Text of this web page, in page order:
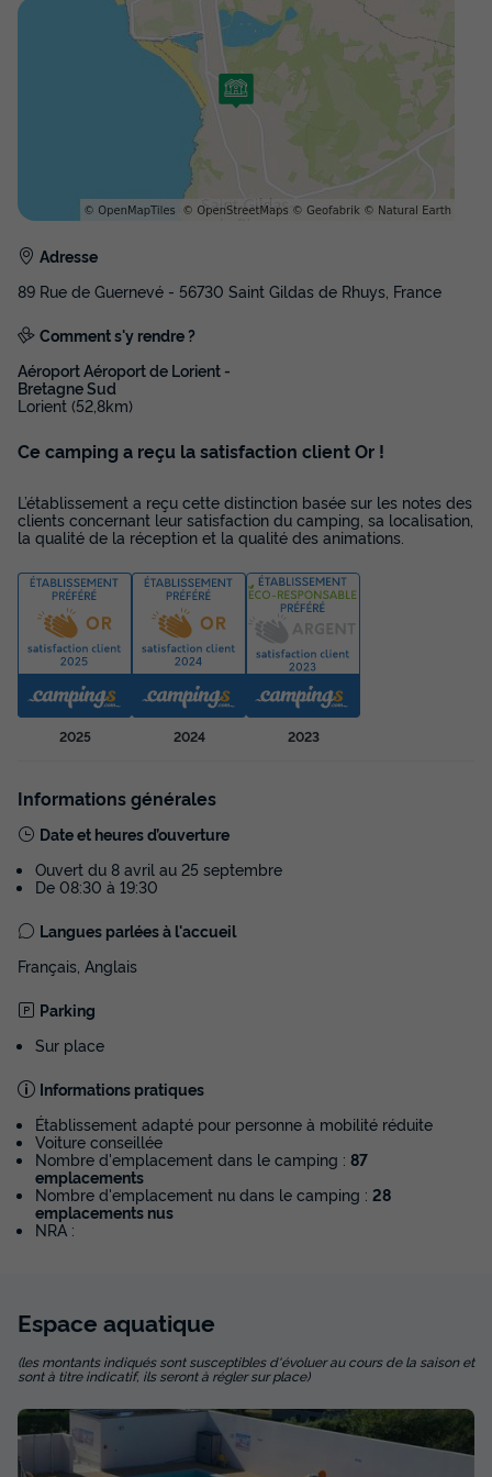
MOBILHOME 4 personnes - O'Hara 734T
13/09/2026au 20/09/2026
Meilleur prix pour 7 nuits
374 €
Voir les disponibilités
MOBILHOME 4 personnes - MH2 O'HARA
Annulation gratuite
Surface
22m²
Adultes
4
Chambres
2
Salle de bain
Cafetière Réfrigérateur Salon de jardin
Micro-ondes
+ 2
MOBILHOME 4 personnes - MH2 O'HARA 734 PLUS 22 m²
Meilleur prix pour 7 nuits
Voir les disponibilités
MOBILHOME 4 personnes - MH2 O'HARA
734 PLUS 22 m²
Surface
22m²
Adultes Chambres Salle de bain
MOBILHOME 4 personnes - MH2 O'HARA 734 PLUS 22 m²
Meilleur prix pour 7 nuits
Modifier les dates
Adresse
89 Rue de Guernevé - 56730 Saint Gildas de Rhuys, France
Comment s'y rendre ?
Aéroport Aéroport de Lorient -
Bretagne Sud
Lorient (52,8km)
Ce camping a reçu la satisfaction client Or !
L’établissement a reçu cette distinction basée sur les notes des
clients concernant leur satisfaction du camping, sa localisation,
la qualité de la réception et la qualité des animations.
2025 2024 2023
Informations générales
Date et heures d’ouverture
Ouvert du 8 avril au 25 septembre
De 08:30 à 19:30
Langues parlées à l'accueil
Français, Anglais
Parking
Sur place
Informations pratiques
Établissement adapté pour personne à mobilité réduite
Voiture conseillée
Nombre d'emplacement dans le camping : 87
emplacements
Nombre d'emplacement nu dans le camping : 28
emplacements nus
NRA :
Espace aquatique
(les montants indiqués sont susceptibles d'évoluer au cours de la saison et
sont à titre indicatif, ils seront à régler sur place)